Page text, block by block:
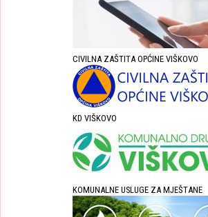
CIVILNA ZAŠTITA OPĆINE VIŠKOVO
KD VIŠKOVO
KOMUNALNE USLUGE ZA MJEŠTANE